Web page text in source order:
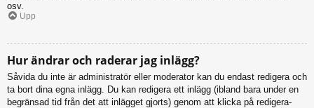
osv.
Upp
Hur ändrar och raderar jag inlägg?
Såvida du inte är administratör eller moderator kan du endast redigera och
ta bort dina egna inlägg. Du kan redigera ett inlägg (ibland bara under en
begränsad tid från det att inlägget gjorts) genom att klicka på redigera-